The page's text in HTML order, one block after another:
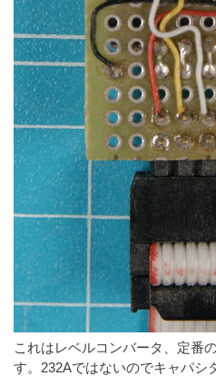
これはレベルコンバータ、定番
す。232Aではないのでキャパシ